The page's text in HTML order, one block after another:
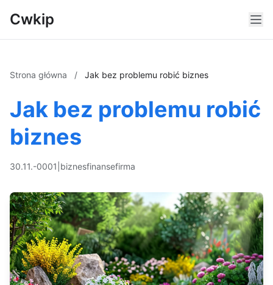
Cwkip
Strona główna / Jak bez problemu robić biznes
Jak bez problemu robić
biznes
30.11.-0001 biznesfinansefirma